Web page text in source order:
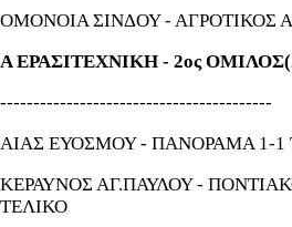
ΟΜΟΝΟΙΑ ΣΙΝΔΟΥ - ΑΓΡΟΤΙΚΟΣ
Α ΕΡΑΣΙΤΕΧΝΙΚΗ - 2ος
-----------------------------------------
ΑΙΑΣ ΕΥΟΣΜΟΥ - ΠΑΝΟΡΑΜΑ 1-1
ΚΕΡΑΥΝΟΣ ΑΓ.ΠΑΥΛΟΥ -
ΤΕΛΙΚΟ